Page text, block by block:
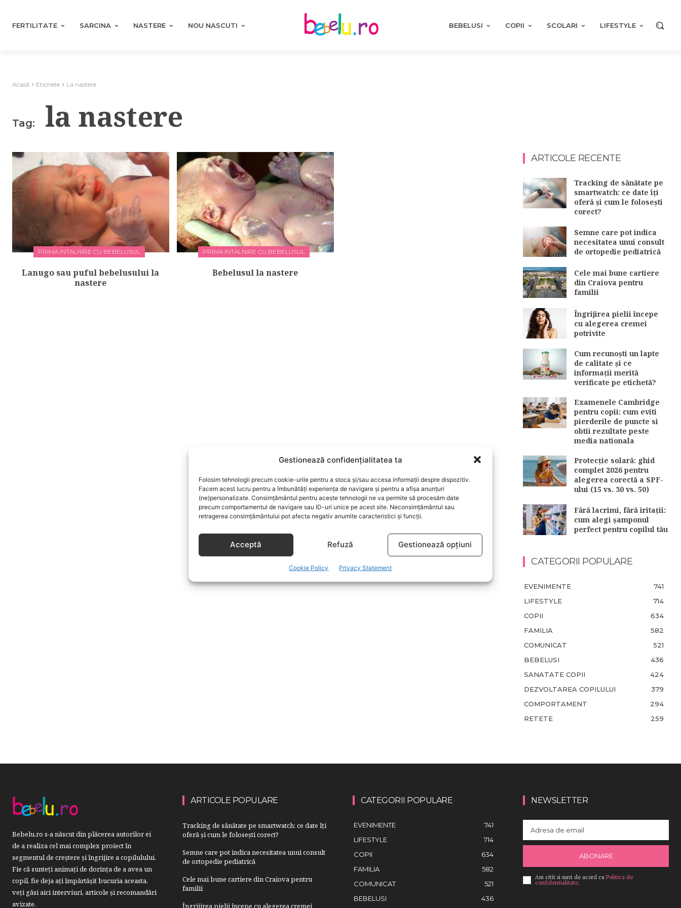
Gestionează confidențialitatea ta
Folosim tehnologii precum cookie-urile pentru a stoca și/sau accesa informații despre dispozitiv.
Facem acest lucru pentru a îmbunătăți experiența de navigare și pentru a afișa anunțuri
(ne)personalizate. Consimțământul pentru aceste tehnologii ne va permite să procesăm date
precum comportamentul de navigare sau ID-uri unice pe acest site. Neconsimțământul sau
retragerea consimțământului pot afecta negativ anumite caracteristici și funcții.
Acceptă Refuză Gestionează opțiuni
Cookie Policy Privacy Statement
FERTILITATE SARCINA NASTERE NOU NASCUTI BEBELUSI COPII SCOLARI LIFESTYLE
Acasă Etichete La nastere
Tag: la nastere
PRIMA INTALNIRE CU BEBELUSUL
Lanugo sau puful bebelusului la
nastere
PRIMA INTALNIRE CU BEBELUSUL
Bebelusul la nastere
ARTICOLE RECENTE
Tracking de sănătate pe
smartwatch: ce date îți
oferă și cum le folosești
corect?
Semne care pot indica
necesitatea unui consult
de ortopedie pediatrică
Cele mai bune cartiere
din Craiova pentru
familii
Îngrijirea pielii începe
cu alegerea cremei
potrivite
Cum recunoști un lapte
de calitate și ce
informații merită
verificate pe etichetă?
Examenele Cambridge
pentru copii: cum eviti
pierderile de puncte si
obtii rezultate peste
media nationala
Protecție solară: ghid
complet 2026 pentru
alegerea corectă a SPF-
ului (15 vs. 30 vs. 50)
Fără lacrimi, fără iritații:
cum alegi șamponul
perfect pentru copilul tău
CATEGORII POPULARE
EVENIMENTE
741
LIFESTYLE
714
COPII
634
FAMILIA
582
COMUNICAT
521
BEBELUSI
436
SANATATE COPII
424
DEZVOLTAREA COPILULUI
379
COMPORTAMENT
294
RETETE
259
Bebelu.ro s-a născut din plăcerea autorilor ei
de a realiza cel mai complex proiect în
segmentul de creştere şi îngrijire a copilulului.
Fie că sunteţi animaţi de dorinţa de a avea un
copil, fie deja aţi împărtăşit bucuria aceasta,
veți găsi aici interviuri, articole şi recomandări
avizate.
ARTICOLE POPULARE
Tracking de sănătate pe smartwatch: ce date îți
oferă și cum le folosești corect?
Semne care pot indica necesitatea unui consult
de ortopedie pediatrică
Cele mai bune cartiere din Craiova pentru
familii
Îngrijirea pielii începe cu alegerea cremei
CATEGORII POPULARE
EVENIMENTE
741
LIFESTYLE
714
COPII
634
FAMILIA
582
COMUNICAT
521
BEBELUSI
436
NEWSLETTER
ABONARE
Am citit si sunt de acord cu Politica de
confidentialitate.